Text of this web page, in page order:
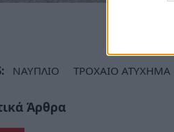
ΝΑΥΠΛΙΟ ΤΡΟΧΑΙΟ ΑΤΥΧΗΜΑ
Άρθρα